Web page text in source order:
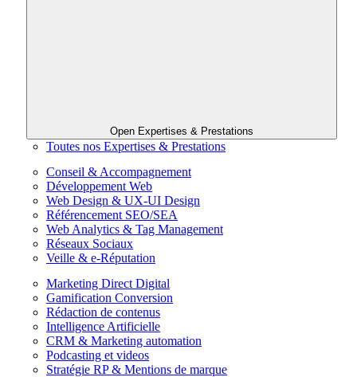
Open Expertises & Prestations
Toutes nos Expertises & Prestations
Conseil & Accompagnement
Développement Web
Web Design & UX-UI Design
Référencement SEO/SEA
Web Analytics & Tag Management
Réseaux Sociaux
Veille & e-Réputation
Marketing Direct Digital
Gamification Conversion
Rédaction de contenus
Intelligence Artificielle
CRM & Marketing automation
Podcasting et videos
Stratégie RP & Mentions de marque